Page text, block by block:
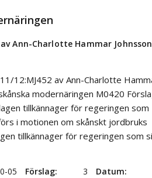
Ann-Charlotte Hammar Johnsson
12:MJ452 av Ann-Charlotte
modernäringen M0420
tillkännager för regeringen som
i motionen om skånskt jordbruks
tillkännager för regeringen som
05 Förslag 3
Datum